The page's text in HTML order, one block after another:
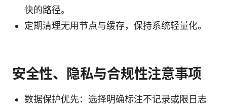
快的路径。
定期清理无用节点与缓存，保持系统轻量化。
安全性、隐私与合规性注意事项
数据保护优先：选择明确标注不记录或限日志